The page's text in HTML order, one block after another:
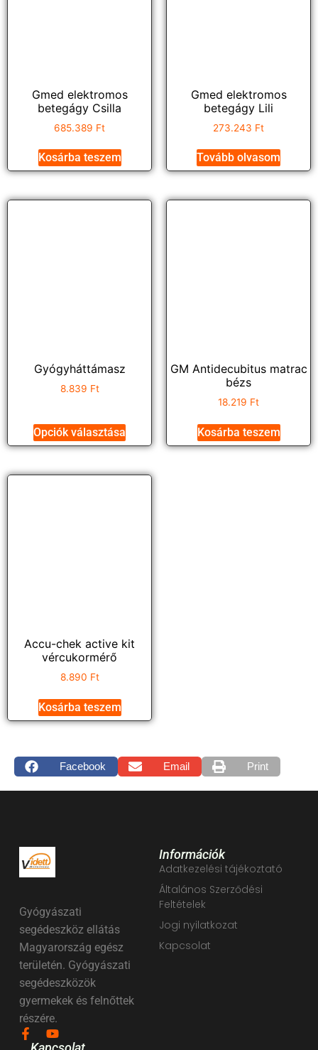
Gmed elektromos
betegágy Csilla
685.389 Ft
Kosárba teszem
Gmed elektromos
betegágy Lili
273.243 Ft
Tovább olvasom
Gyógyháttámasz
8.839 Ft
Opciók választása
GM Antidecubitus matrac
bézs
18.219 Ft
Kosárba teszem
Accu-chek active kit
vércukormérő
8.890 Ft
Kosárba teszem
Facebook Email Print
Gyógyászati
segédeszköz ellátás
Magyarország egész
területén. Gyógyászati
segédeszközök
gyermekek és felnőttek
részére.
Információk
Adatkezelési tájékoztató
Általános Szerződési
Feltételek
Jogi nyilatkozat
Kapcsolat